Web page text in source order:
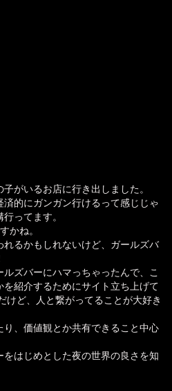
がいるお店に行き出しました。
的にガンガン行けるって感じじゃ
ってます。
かね。
るかもしれないけど、ガールズバ
ズバーにハマっちゃったんで、こ
紹介するためにサイト立ち上げて
けど、人と繋がってることが大好き
、価値観とか共有できること中心
はじめとした夜の世界の良さを知